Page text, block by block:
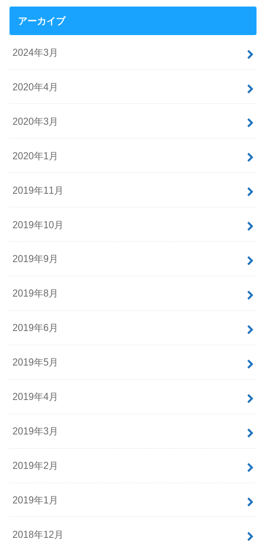
アーカイブ
2024年3月
2020年4月
2020年3月
2020年1月
2019年11月
2019年10月
2019年9月
2019年8月
2019年6月
2019年5月
2019年4月
2019年3月
2019年2月
2019年1月
2018年12月